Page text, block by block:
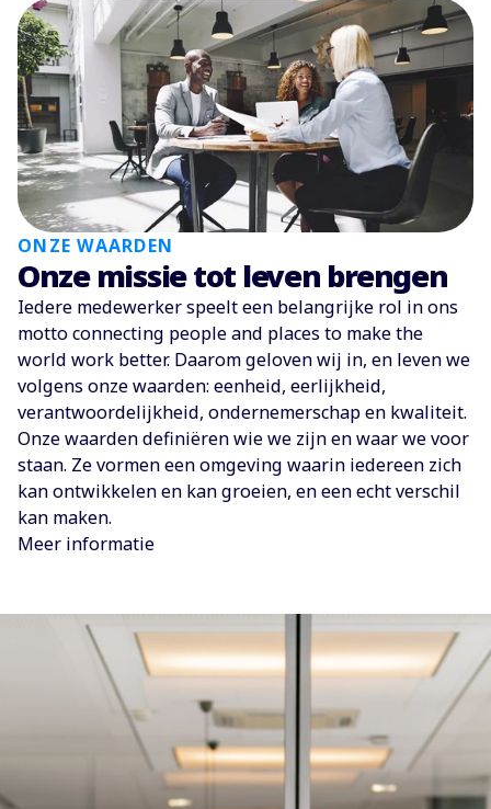
ONZE WAARDEN
Onze missie tot leven brengen
Iedere medewerker speelt een belangrijke rol in ons
motto connecting people and places to make the
world work better. Daarom geloven wij in, en leven we
volgens onze waarden: eenheid, eerlijkheid,
verantwoordelijkheid, ondernemerschap en kwaliteit.
Onze waarden definiëren wie we zijn en waar we voor
staan. Ze vormen een omgeving waarin iedereen zich
kan ontwikkelen en kan groeien, en een echt verschil
kan maken.
Meer informatie